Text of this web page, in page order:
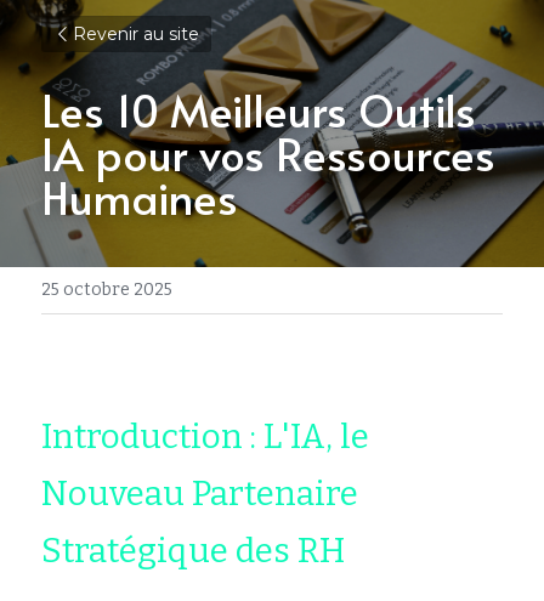
Revenir au site
Les 10 Meilleurs Outils
IA pour vos Ressources
Humaines
25 octobre 2025
Introduction : L'IA, le
Nouveau Partenaire
Stratégique des RH